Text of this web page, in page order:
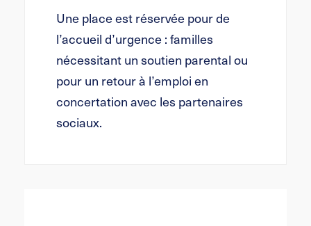
Une place est réservée pour de
l’accueil d’urgence : familles
nécessitant un soutien parental ou
pour un retour à l’emploi en
concertation avec les partenaires
sociaux.